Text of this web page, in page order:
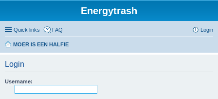
Energytrash
Quick links FAQ Login
MOER IS EEN HALFIE
Login
Username: